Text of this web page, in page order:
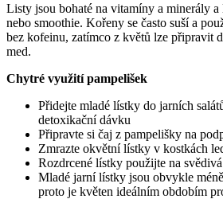
Listy jsou bohaté na vitamíny a minerály a
nebo smoothie. Kořeny se často suší a
bez kofeinu, zatímco z květů lze připravit
med.
Chytré využití pampelišek
Přidejte mladé lístky do jarních
detoxikační dávku
Připravte si čaj z pampelišky na
Zmrazte okvětní lístky v kostkách
Rozdrcené lístky použijte na
Mladé jarní lístky jsou obvykle
proto je květen ideálním obdobím